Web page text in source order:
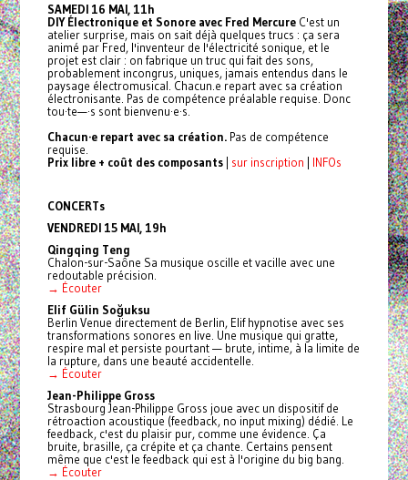
SAMEDI 16 MAI, 11h
DIY Électronique et Sonore avec Fred MercureC'est un
atelier surprise, mais on sait déjà quelques trucs : ça sera
animé par Fred, l'inventeur de l'électricité sonique, et le
projet est clair : on fabrique un truc qui fait des sons,
probablement incongrus, uniques, jamais entendus dans le
paysage électromusical. Chacun.e repart avec sa création
électronisante. Pas de compétence préalable requise. Donc
tou·te—·s sont bienvenu·e·s.
Chacun·e repart avec sa création.Pas de compétence
requise.
Prix libre + coût des composants| sur inscription | INFOs
CONCERTs
VENDREDI 15 MAI, 19h
Qingqing Teng
Chalon-sur-Saône Sa musique oscille et vacille avec une
redoutable précision.
→ Écouter
Elif Gülin Soğuksu
Berlin Venue directement de Berlin, Elif hypnotise avec ses
transformations sonores en live. Une musique qui gratte,
respire mal et persiste pourtant — brute, intime, à la limite de
la rupture, dans une beauté accidentelle.
→ Écouter
Jean-Philippe Gross
Strasbourg Jean-Philippe Gross joue avec un dispositif de
rétroaction acoustique (feedback, no input mixing) dédié. Le
feedback, c'est du plaisir pur, comme une évidence. Ça
bruite, brasille, ça crépite et ça chante. Certains pensent
même que c'est le feedback qui est à l'origine du big bang.
→ Écouter